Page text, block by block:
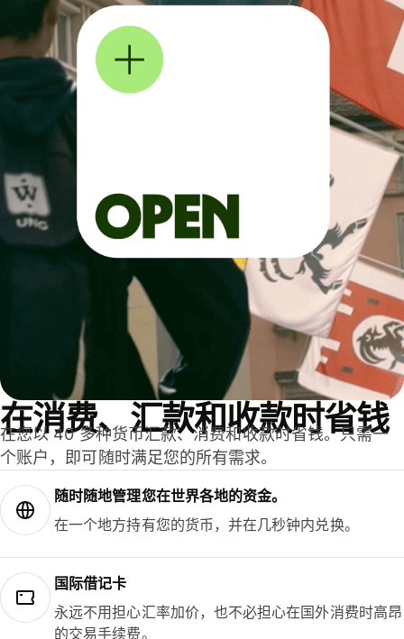
在消费、汇款和收款时省钱
在您以 40 多种货币汇款、消费和收款时省钱。只需一
个账户，即可随时满足您的所有需求。
随时随地管理您在世界各地的资金。
在一个地方持有您的货币，并在几秒钟内兑换。
国际借记卡
永远不用担心汇率加价，也不必担心在国外消费时高昂
的交易手续费。